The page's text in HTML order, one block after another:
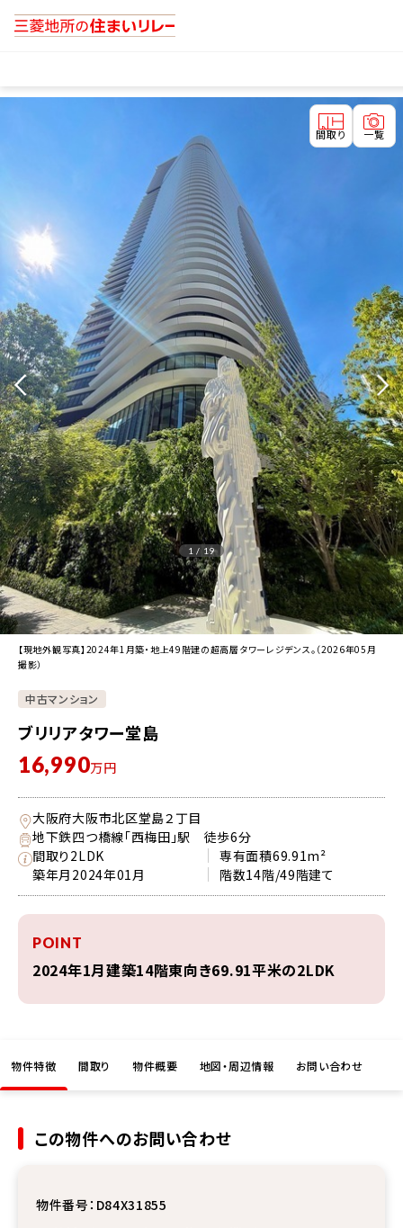
【現地外観写真】2024年1月築・地上49階建の超高層タワーレジデンス。（2026年05月
撮影）
1 / 19
間取り 一覧
中古マンション
ブリリアタワー堂島
16,990万円
大阪府大阪市北区堂島２丁目
地下鉄四つ橋線「西梅田」駅 徒歩6分
間取り 2LDK 専有面積69.91m²
築年月 2024年01月 階数14階/49階建て
POINT
2024年1月建築14階東向き69.91平米の2LDK
物件特徴 間取り 物件概要 地図・周辺情報 お問い合わせ
この物件へのお問い合わせ
物件番号： D84X31855